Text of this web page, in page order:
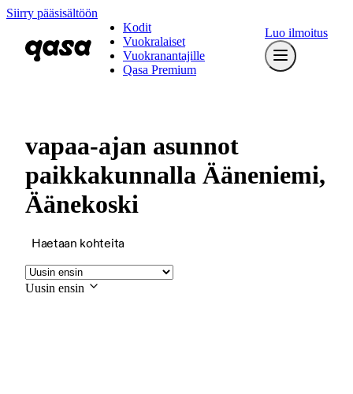
Siirry pääsisältöön
Kodit
Vuokralaiset
Vuokranantajille
Qasa Premium
Luo ilmoitus
vapaa-ajan asunnot
paikkakunnalla Ääneniemi,
Äänekoski
Haetaan kohteita
Uusin ensin